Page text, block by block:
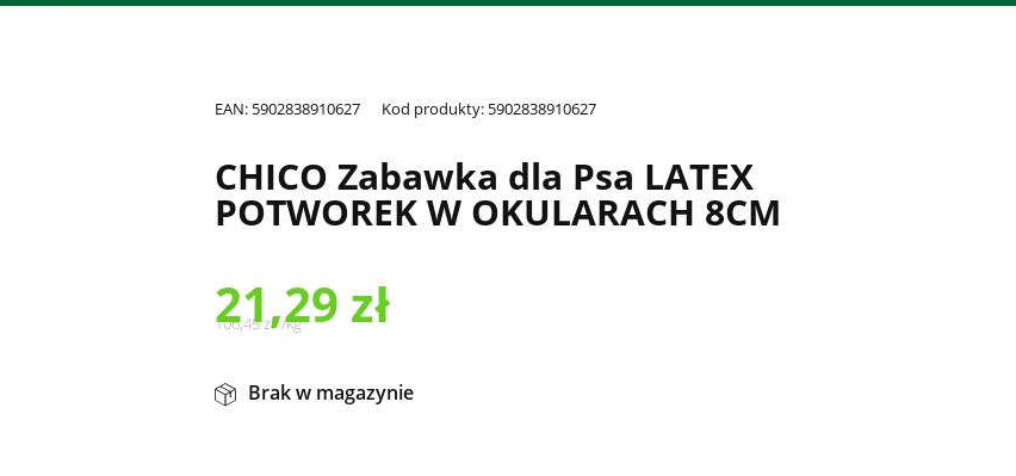
EAN: 5902838910627 Kod produkty: 5902838910627
CHICO Zabawka dla Psa LATEX
POTWOREK W OKULARACH 8CM
21,29 zł
106,45zł /kg
Brak w magazynie